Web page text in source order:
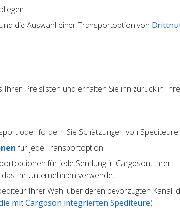
die Auswahl einer Transportoption von
Ihren Preislisten und erhalten Sie ihn zurück in
oder fordern Sie Schätzungen von
für jede Transportoption
für jede Sendung in Cargoson, Ihrer
Ihr Unternehmen verwendet
Ihrer Wahl über deren bevorzugten Kanal:
mit Cargoson integrierten Spediteure)